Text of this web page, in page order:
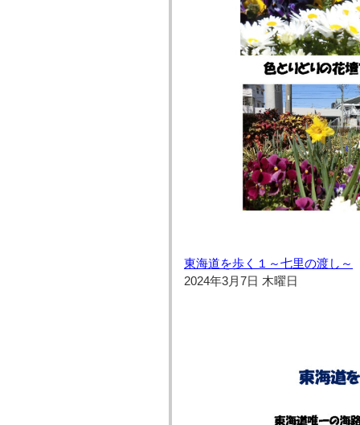
東海道を歩く１～七里の渡し～
2024年3月7日 木曜日